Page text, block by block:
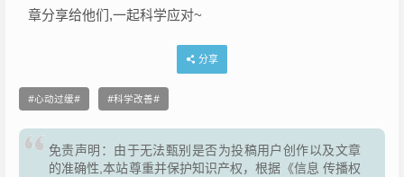
章分享给他们,一起科学应对~
分享
心动过缓 科学改善
免责声明：由于无法甄别是否为投稿用户创作以及文章
的准确性,本站尊重并保护知识产权，根据《信息 传播权